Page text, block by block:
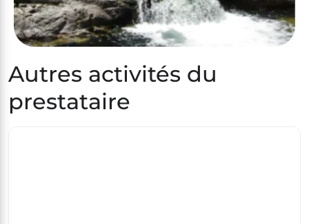
Autres activités du
prestataire